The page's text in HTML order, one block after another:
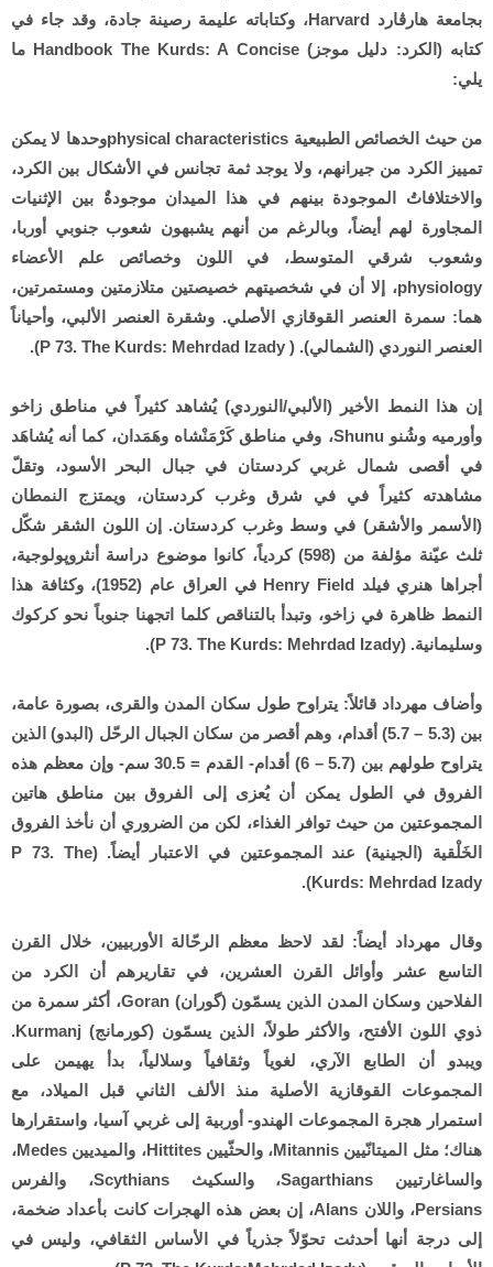
بجامعة هارڤارد Harvard، وكتاباته عليمة رصينة جادة، وقد جاء في
كتابه (الكرد: دليل موجز) Handbook The Kurds: A Concise ما
يلي:
من حيث الخصائص الطبيعية physical characteristicsوحدها لا يمكن
تمييز الكرد من جيرانهم، ولا يوجد ثمة تجانس في الأشكال بين الكرد،
والاختلافاتُ الموجودة بينهم في هذا الميدان موجودةٌ بين الإثنيات
المجاورة لهم أيضاً، وبالرغم من أنهم يشبهون شعوب جنوبي أوربا،
وشعوب شرقي المتوسط، في اللون وخصائص علم الأعضاء
physiology، إلا أن في شخصيتهم خصيصتين متلازمتين ومستمرتين،
هما: سمرة العنصر القوقازي الأصلي. وشقرة العنصر الألبي، وأحياناً
العنصر النوردي (الشمالي). ( P 73. The Kurds: Mehrdad Izady).
إن هذا النمط الأخير (الألبي/النوردي) يُشاهد كثيراً في مناطق زاخو
وأورميه وشُنو Shunu، وفي مناطق كَرْمَنْشاه وهَمَدان، كما أنه يُشاهَد
في أقصى شمال غربي كردستان في جبال البحر الأسود، وتقلّ
مشاهدته كثيراً في في شرق وغرب كردستان، ويمتزج النمطان
(الأسمر والأشقر) في وسط وغرب كردستان. إن اللون الشقر شكّل
ثلث عيّنة مؤلفة من (598) كردياً، كانوا موضوع دراسة أنثروپولوجية،
أجراها هنري فيلد Henry Field في العراق عام (1952)، وكثافة هذا
النمط ظاهرة في زاخو، وتبدأ بالتناقص كلما اتجهنا جنوباً نحو كركوك
وسليمانية. (P 73. The Kurds: Mehrdad Izady).
وأضاف مهرداد قائلاً: يتراوح طول سكان المدن والقرى، بصورة عامة،
بين (5.3 – 5.7) أقدام، وهم أقصر من سكان الجبال الرحّل (البدو) الذين
يتراوح طولهم بين (5.7 – 6) أقدام- القدم = 30.5 سم- وإن معظم هذه
الفروق في الطول يمكن أن يُعزى إلى الفروق بين مناطق هاتين
المجموعتين من حيث توافر الغذاء، لكن من الضروري أن نأخذ الفروق
الخَلْقية (الجينية) عند المجموعتين في الاعتبار أيضاً. (P 73. The
Kurds: Mehrdad Izady).
وقال مهرداد أيضاً: لقد لاحظ معظم الرحّالة الأوربيين، خلال القرن
التاسع عشر وأوائل القرن العشرين، في تقاريرهم أن الكرد من
الفلاحين وسكان المدن الذين يسمّون (گوران) Goran، أكثر سمرة من
ذوي اللون الأفتح، والأكثر طولاً، الذين يسمّون (كورمانج) Kurmanj.
ويبدو أن الطابع الآري، لغوياً وثقافياً وسلالياً، بدأ يهيمن على
المجموعات القوقازية الأصلية منذ الألف الثاني قبل الميلاد، مع
استمرار هجرة المجموعات الهندو- أوربية إلى غربي آسيا، واستقرارها
هناك؛ مثل الميتانّيين Mitannis، والحثّيين Hittites، والميديين Medes،
والساغارتيين Sagarthians، والسكيث Scythians، والفرس
Persians، واللان Alans، إن بعض هذه الهجرات كانت بأعداد ضخمة،
إلى درجة أنها أحدثت تحوّلاً جذرياً في الأساس الثقافي، وليس في